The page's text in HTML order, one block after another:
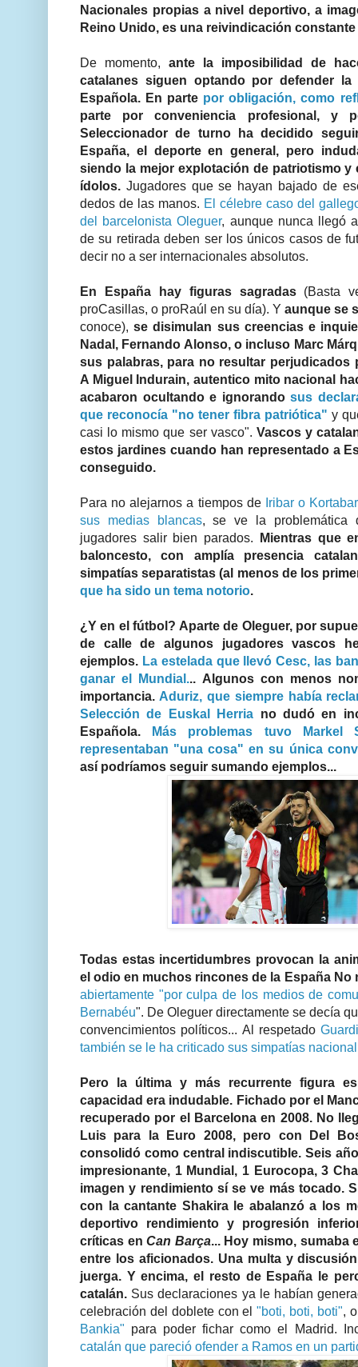
Nacionales propias a nivel deportivo, a
Reino Unido, es una reivindicación
De momento, ante la imposibilidad de
catalanes siguen optando por defender
Española. En parte por obligación, como
parte por conveniencia profesional, y
Seleccionador de turno ha decidido
España, el deporte en general, pero
siendo la mejor explotación de patriotismo y
ídolos. Jugadores que se hayan bajado de
dedos de las manos. El célebre caso del
del barcelonista Oleguer, aunque nunca llegó
de su retirada deben ser los únicos casos de
decir no a ser internacionales absolutos.
En España hay figuras sagradas(Basta
proCasillas, o proRaúl en su día). Y aunque se
conoce),se disimulan sus creencias e
Nadal, Fernando Alonso, o incluso Marc
sus palabras, para no resultar perjudicados
A Miguel Indurain, autentico mito nacional
acabaron ocultando e ignorandosus
que reconocía "no tener fibra patriótica" y
casi lo mismo que ser vasco". Vascos y
estos jardines cuando han representado a
conseguido.
Para no alejarnos a tiempos de Iribar o
sus medias blancas, se ve la problemática
jugadores salir bien parados. Mientras que
baloncesto, con amplía presencia
simpatías separatistas (al menos de los
que ha sido un tema notorio.
¿Y en el fútbol? Aparte de Oleguer, por
de calle de algunos jugadores vascos
ejemplos. La estelada que llevó Cesc, las
ganar el Mundial... Algunos con menos
importancia. Aduriz, que siempre había
Selección de Euskal Herria no dudó en
Española. Más problemas tuvo Markel
representaban "una cosa" en su única
así podríamos seguir sumando ejemplos...
Todas estas incertidumbres provocan la
el odio en muchos rincones de la España No
abiertamente "por culpa de los medios de
Bernabéu". De Oleguer directamente se decía
convencimientos políticos... Al respetado
también se le ha criticado sus simpatías
Pero la última y más recurrente figura
capacidad era indudable. Fichado por el
recuperado por el Barcelona en 2008. No
Luis para la Euro 2008, pero con Del
consolidó como central indiscutible. Seis
impresionante, 1 Mundial, 1 Eurocopa, 3
imagen y rendimiento sí se ve más tocado.
con la cantante Shakira le abalanzó a los
deportivo rendimiento y progresión
críticas enCan Barça... Hoy mismo, sumaba
entre los aficionados. Una multa y
juerga. Yencima, el resto de España le
catalán. Sus declaraciones ya le habían
celebración del doblete con el"boti, boti, boti",
Bankia" para poder fichar como el Madrid.
catalán que pareció ofender a Ramos en un